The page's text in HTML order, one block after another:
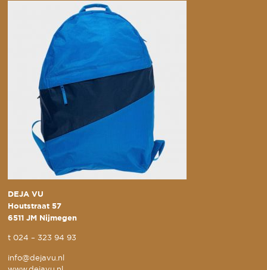
DEJA VU
Houtstraat 57
6511 JM Nijmegen
t024 – 323 94 93
info@dejavu.nl